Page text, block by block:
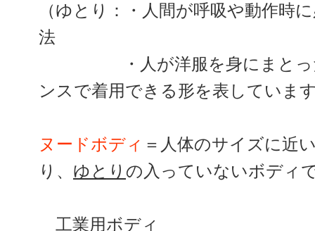
（ゆとり：・人間が呼吸や動作時
法
・人が洋服を身にまとった
ンスで着用できる形を表していま
ヌードボディ ＝人体のサイズに近
り、 ゆとり の入っていないボディ
工業用ボディ